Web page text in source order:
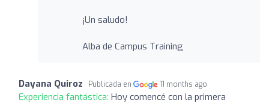
¡Un saludo!
Alba de Campus Training
Dayana Quiroz Publicada en 11 months ago
Experiencia fantástica: Hoy comencé con la primera